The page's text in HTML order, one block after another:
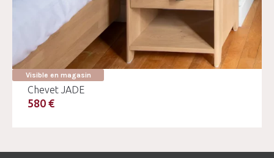
Visible en magasin
Chevet JADE
580 €